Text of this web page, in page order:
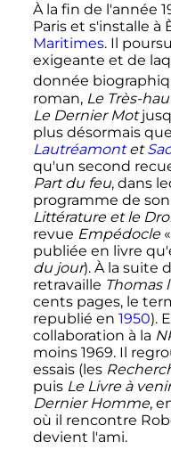
À la fin de l'année
Paris et s'installe à
Maritimes. Il
exigeante et de
donnée
roman, Le Très-
Le Dernier Mot
plus désormais
Lautréamontet
qu'un second
Part du feu, dans
programme de son
Littérature et le
revue Empédocle«
publiée en livre
du jour). À la suite
retravaille Thomas
cents pages, le
republié en 1950).
collaboration à la
moins 1969. Il
essais (les
puis Le Livre à venir
Dernier Homme,
où il rencontre
devient l'ami.